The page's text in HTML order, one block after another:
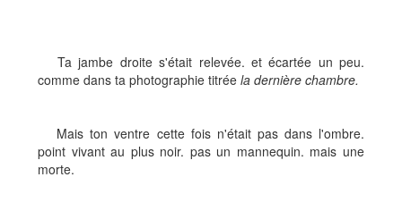
Ta jambe droite s'était relevée. et écartée un peu.
comme dans ta photographie titrée la dernière chambre.
Mais ton ventre cette fois n'était pas dans l'ombre.
point vivant au plus noir. pas un mannequin. mais une
morte.